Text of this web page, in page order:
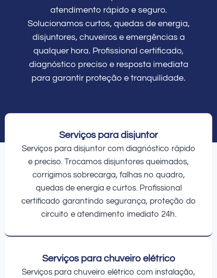
atendimento rápido e seguro.
Solucionamos curtos, quedas de energia,
disjuntores, chuveiros e emergências a
qualquer hora. Profissional certificado,
diagnóstico preciso e resposta imediata
para garantir proteção e tranquilidade.
Serviços para disjuntor
Serviços para disjuntor com diagnóstico rápido
e preciso. Trocamos disjuntores queimados,
corrigimos sobrecarga, falhas no quadro,
quedas de energia e curtos. Profissional
certificado garantindo segurança, proteção do
circuito e atendimento imediato 24h.
Serviços para chuveiro elétrico
Serviços para chuveiro elétrico com instalação,